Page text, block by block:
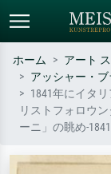
標準
作家名・作品名・ス
– 例：モネ、星月
ホーム アート
アッシャー・
1841年にイタ
リストフォロウ
ーニ」の眺め-